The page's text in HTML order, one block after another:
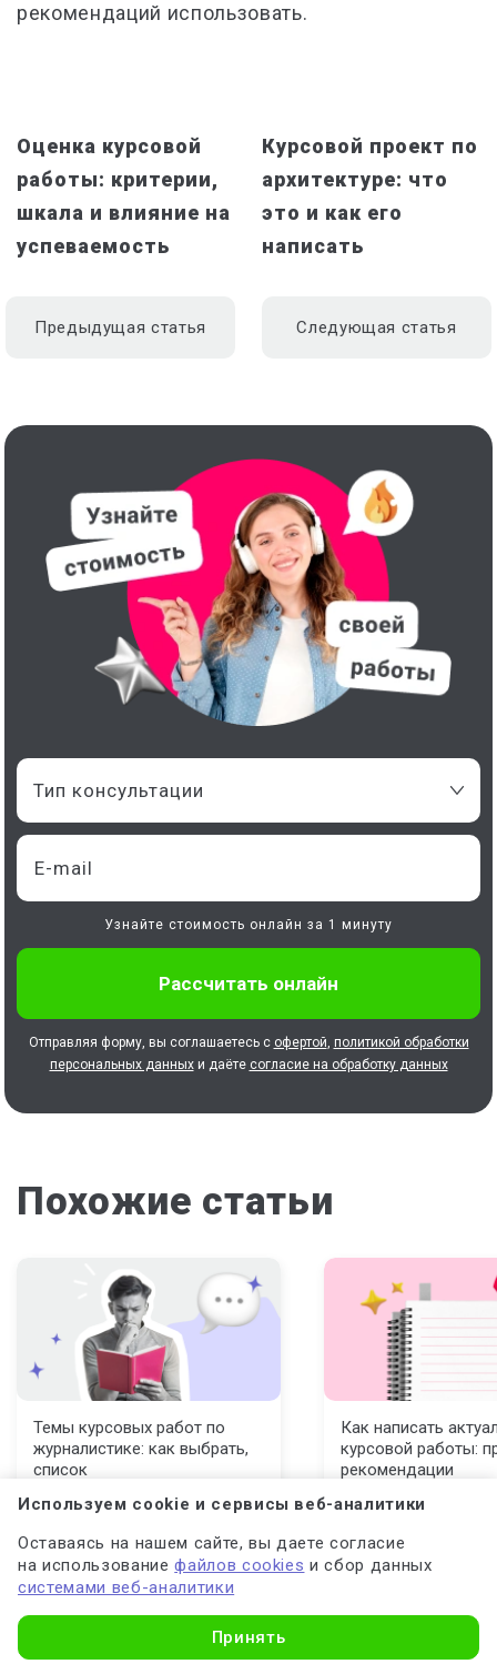
рекомендаций использовать.
Оценка курсовой
работы: критерии,
шкала и влияние на
успеваемость
Предыдущая статья
Курсовой проект по
архитектуре: что
это и как его
написать
Следующая статья
Тип консультации
Узнайте стоимость онлайн за 1 минуту
Отправляя форму, вы соглашаетесь с офертой, политикой обработки
персональных данныхи даёте согласие на обработку данных
Похожие статьи
Темы курсовых работ по
журналистике: как выбрать,
список
Как написать
курсовой работы:
рекомендации
Используем cookie и сервисы веб-аналитики
Оставаясь на нашем сайте, вы даете согласие
на использованиефайлов cookies и сбор данных
системами веб-аналитики
Принять